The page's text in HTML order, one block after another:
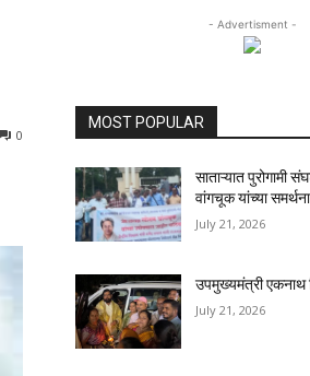
0
- Advertisment -
MOST POPULAR
साताऱ्यात पुरोगामी
वांगचूक यांच्या
July 21, 2026
उपमुख्यमंत्री एकनाथ
July 21, 2026